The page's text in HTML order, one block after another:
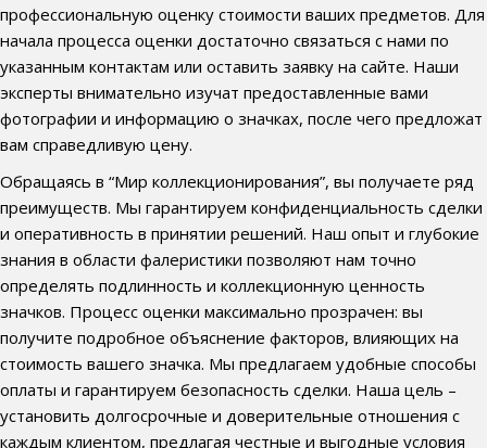
профессиональную оценку стоимости ваших предметов. Для
начала процесса оценки достаточно связаться с нами по
указанным контактам или оставить заявку на сайте. Наши
эксперты внимательно изучат предоставленные вами
фотографии и информацию о значках, после чего предложат
вам справедливую цену.
Обращаясь в “Мир коллекционирования”, вы получаете ряд
преимуществ. Мы гарантируем конфиденциальность сделки
и оперативность в принятии решений. Наш опыт и глубокие
знания в области фалеристики позволяют нам точно
определять подлинность и коллекционную ценность
значков. Процесс оценки максимально прозрачен: вы
получите подробное объяснение факторов, влияющих на
стоимость вашего значка. Мы предлагаем удобные способы
оплаты и гарантируем безопасность сделки. Наша цель –
установить долгосрочные и доверительные отношения с
каждым клиентом, предлагая честные и выгодные условия